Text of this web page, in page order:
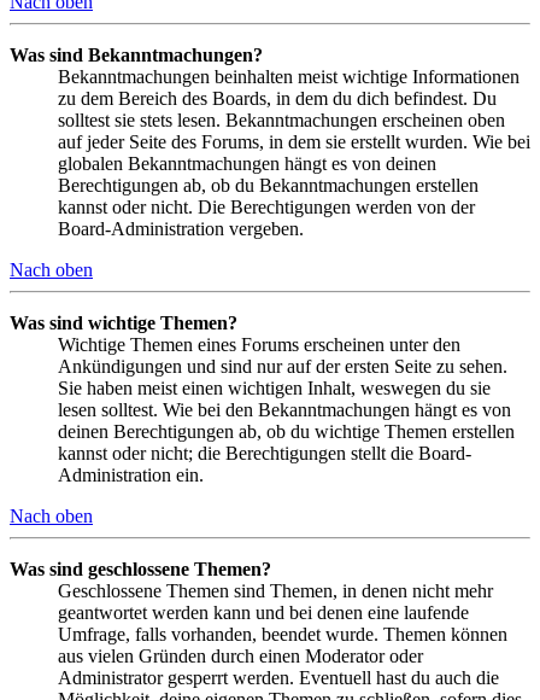
Was sind Bekanntmachungen?
Bekanntmachungen beinhalten meist wichtige Informationen
zu dem Bereich des Boards, in dem du dich befindest. Du
solltest sie stets lesen. Bekanntmachungen erscheinen oben
auf jeder Seite des Forums, in dem sie erstellt wurden. Wie bei
globalen Bekanntmachungen hängt es von deinen
Berechtigungen ab, ob du Bekanntmachungen erstellen
kannst oder nicht. Die Berechtigungen werden von der
Board-Administration vergeben.
Nach oben
Was sind wichtige Themen?
Wichtige Themen eines Forums erscheinen unter den
Ankündigungen und sind nur auf der ersten Seite zu sehen.
Sie haben meist einen wichtigen Inhalt, weswegen du sie
lesen solltest. Wie bei den Bekanntmachungen hängt es von
deinen Berechtigungen ab, ob du wichtige Themen erstellen
kannst oder nicht; die Berechtigungen stellt die Board-
Administration ein.
Nach oben
Was sind geschlossene Themen?
Geschlossene Themen sind Themen, in denen nicht mehr
geantwortet werden kann und bei denen eine laufende
Umfrage, falls vorhanden, beendet wurde. Themen können
aus vielen Gründen durch einen Moderator oder
Administrator gesperrt werden. Eventuell hast du auch die